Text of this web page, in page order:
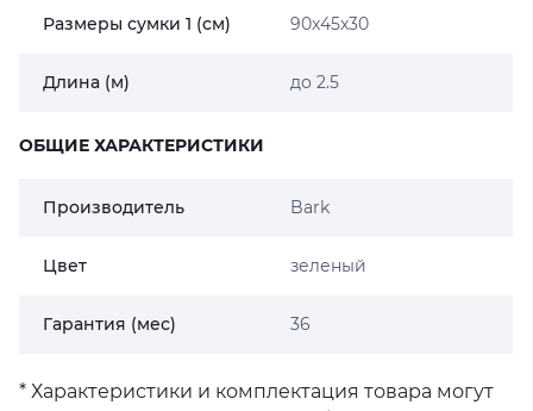
Размеры сумки 1 (см) 90x45x30
Длина (м) до 2.5
ОБЩИЕ ХАРАКТЕРИСТИКИ
Производитель Bark
Цвет зеленый
Гарантия (мес) 36
* Характеристики и комплектация товара могут